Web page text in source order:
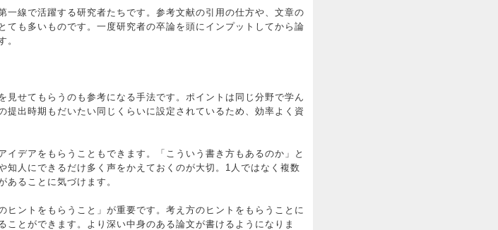
一線で活躍する研究者たちです。参考文献の引用の仕方や、文章の
ても多いものです。一度研究者の卒論を頭にインプットしてから論
。
せてもらうのも参考になる手法です。ポイントは同じ分野で学ん
出時期もだいたい同じくらいに設定されているため、効率よく資
デアをもらうこともできます。「こういう書き方もあるのか」と
知人にできるだけ多く声をかえておくのが大切。1人ではなく複数
ることに気づけます。
ントをもらうこと」が重要です。考え方のヒントをもらうことに
とができます。より深い中身のある論文が書けるようになりま